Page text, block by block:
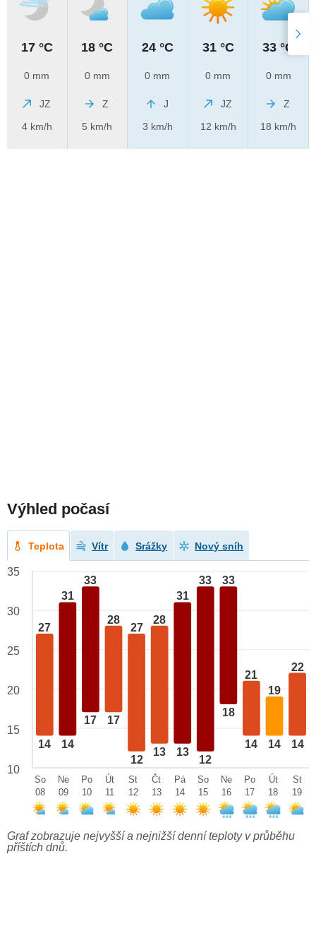
17 °C
0 mm
JZ
4 km/h
18 °C
0 mm
Z
5 km/h
24 °C
0 mm
J
3 km/h
31 °C
0 mm
JZ
12 km/h
33 °C
0 mm
Z
18 km/h
Výhled počasí
Teplota Vítr Srážky Nový sníh
27
14
31
14
33
17
28
17
27
12
28
13
31
13
33
12
33
18
21
14
19
14
22
14
35
30
25
20
15
10
So
08
Ne
09
Po
10
Út
11
St
12
Čt
13
Pá
14
So
15
Ne
16
Po
17
Út
18
St
19
Graf zobrazuje nejvyšší a nejnižší denní teploty v průběhu
příštích dnů.